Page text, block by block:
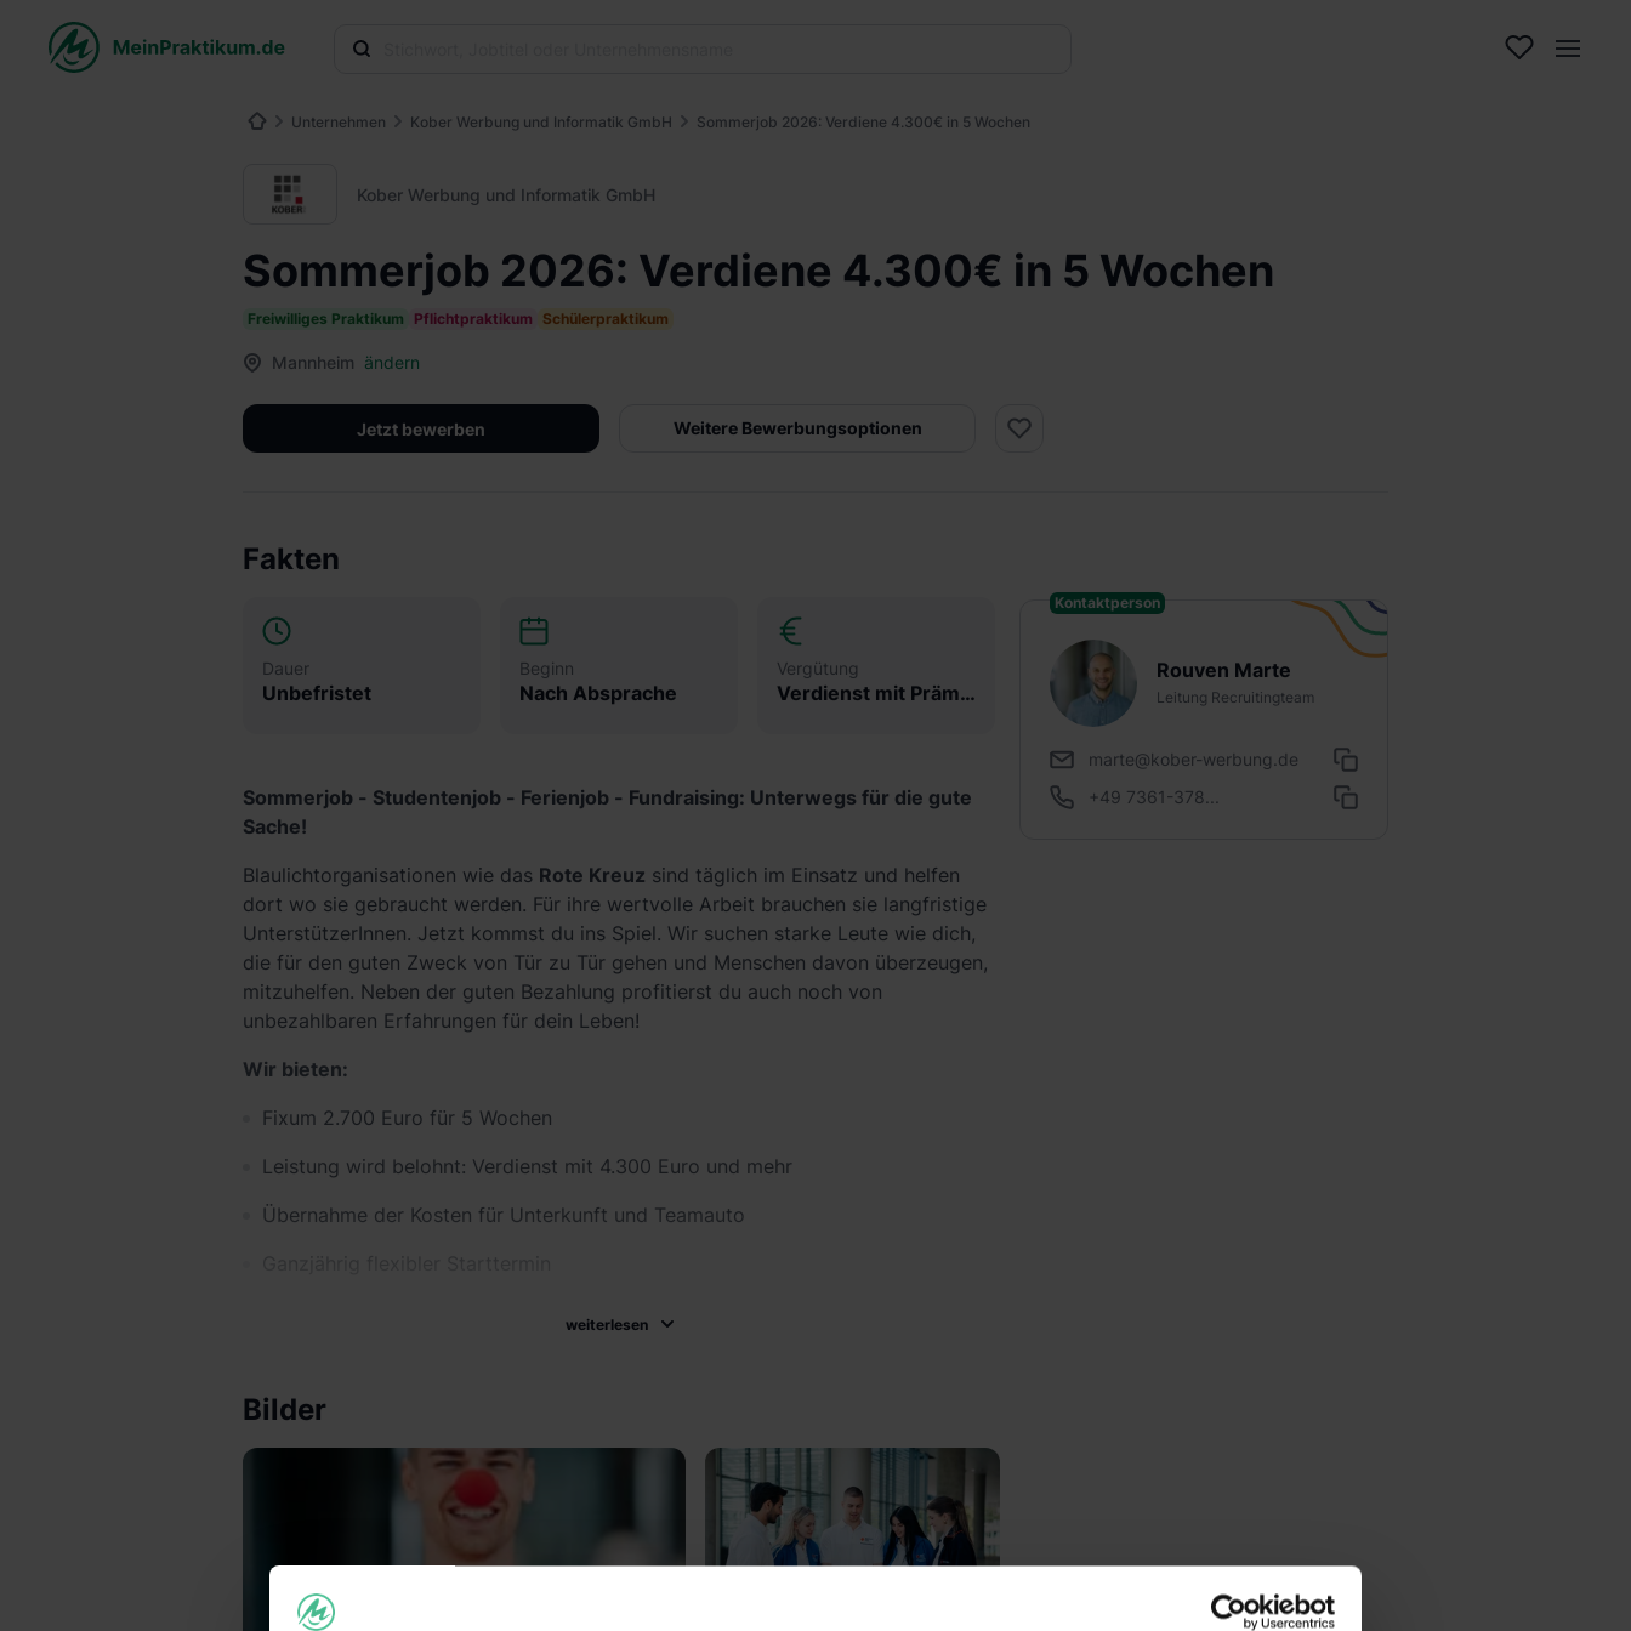
Unternehmen Kober Werbung und Informatik GmbH Sommerjob 2026: Verdiene 4.300€ in 5 Wochen
Kober Werbung und Informatik GmbH
Sommerjob 2026: Verdiene 4.300€ in 5 Wochen
Freiwilliges Praktikum Pflichtpraktikum Schülerpraktikum
Mannheim ändern
Jetzt bewerben Weitere Bewerbungsoptionen
Fakten
Dauer
Unbefristet
Beginn
Nach Absprache
Vergütung
Verdienst mit Prämien ab 4.300 € 5 Wochen
Sommerjob - Studentenjob - Ferienjob - Fundraising: Unterwegs für die gute
Sache!
Blaulichtorganisationen wie das Rote Kreuz sind täglich im Einsatz und helfen
dort wo sie gebraucht werden. Für ihre wertvolle Arbeit brauchen sie langfristige
UnterstützerInnen. Jetzt kommst du ins Spiel. Wir suchen starke Leute wie dich,
die für den guten Zweck von Tür zu Tür gehen und Menschen davon überzeugen,
mitzuhelfen. Neben der guten Bezahlung profitierst du auch noch von
unbezahlbaren Erfahrungen für dein Leben!
Wir bieten:
Fixum 2.700 Euro für 5 Wochen
Leistung wird belohnt: Verdienst mit 4.300 Euro und mehr
Übernahme der Kosten für Unterkunft und Teamauto
Zusammenarbeit mit Gleichaltrigen
Arbeits- oder Praktikumszeugnis für deinen Lebenslauf
Mindestalter: 18 Jahre
weiterlesen
Bilder
Kontaktperson
Rouven Marte
Leitung Recruitingteam
marte@kober-werbung.de
+49 7361-378...